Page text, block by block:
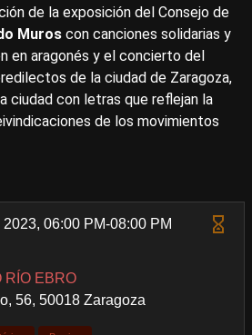
de la exposición del Consejo de
Muros con canciones solidarias y
en aragonés y el concierto del
de la ciudad de Zaragoza,
ciudad con letras que reflejan la
de los movimientos
06:00 PM-08:00 PM
RÍO EBRO
56, 50018 Zaragoza